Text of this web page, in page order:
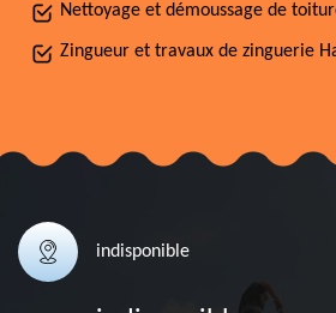
Nettoyage et démoussage de
Zingueur et travaux de zinguerie
indisponible